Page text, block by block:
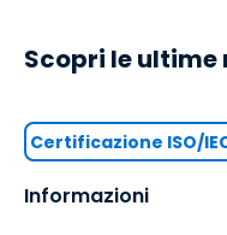
Informazioni
Scopri le ultime
Certificazione ISO/